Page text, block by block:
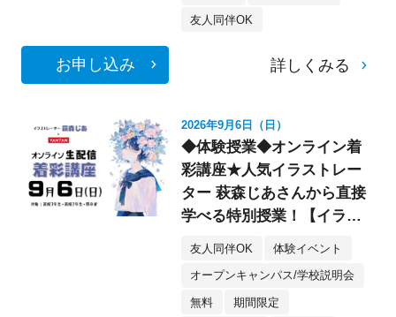
友人同伴OK
お申し込み 詳しくみる
2026年9月6日（日）
◆体験授業◆オンライン着
彩講座★人気イラストレー
ター 萩森じあさんから直接
学べる特別授業！【イラス
ト】
友人同伴OK 体験イベント
オープンキャンパス/学校説明会
無料 期間限定